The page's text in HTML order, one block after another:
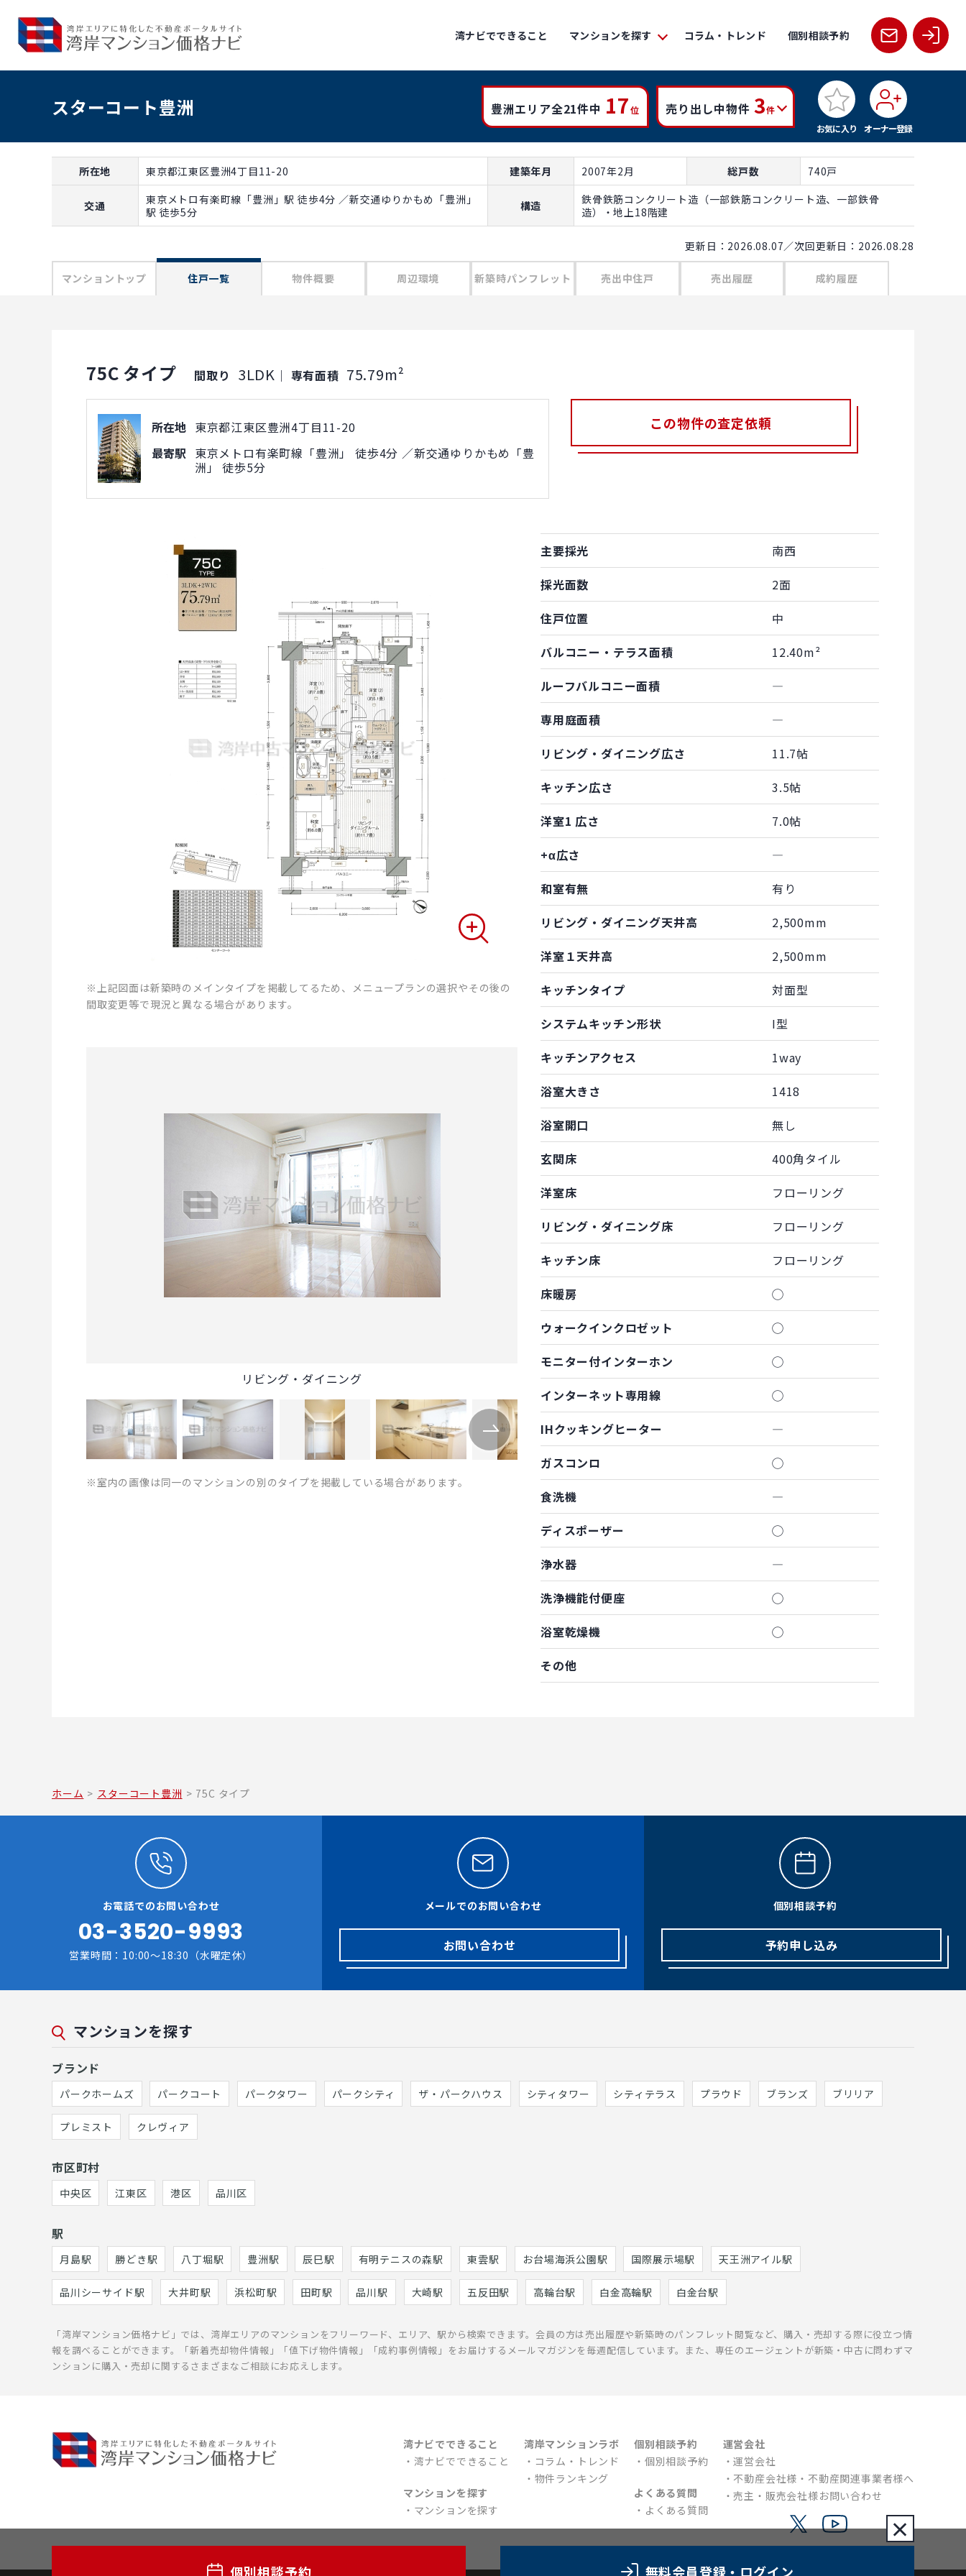
湾ナビでできること マンションを探す コラム・トレンド 個別相談予約
スターコート豊洲 豊洲エリア全21件中 17位 売り出し中物件 3件
お気に入り
オーナー登録
所在地 東京都江東区豊洲4丁目11-20 建築年月 2007年2月 総戸数 740戸
交通
東京メトロ有楽町線「豊洲」駅 徒歩4分 ／新交通ゆりかもめ「豊洲」
駅 徒歩5分
構造
鉄骨鉄筋コンクリート造（一部鉄筋コンクリート造、一部鉄骨
造）・地上18階建
更新日：2026.08.07／次回更新日：2026.08.28
マンショントップ 住戸一覧 物件概要 周辺環境 新築時パンフレット 売出中住戸 売出履歴 成約履歴
個別相談予約 無料会員登録 ・ログイン
×
75C タイプ 間取り 3LDK ｜ 専有面積 75.79m²
所在地 東京都江東区豊洲4丁目11-20
最寄駅 東京メトロ有楽町線「豊洲」 徒歩4分 ／新交通ゆりかもめ「豊
洲」 徒歩5分
この物件の査定依頼
※上記図面は新築時のメインタイプを掲載してるため、メニュープランの選択やその後の
間取変更等で現況と異なる場合があります。
リビング・ダイニング
※室内の画像は同一のマンションの別のタイプを掲載している場合があります。
主要採光
南西
採光面数
2面
住戸位置
中
バルコニー・テラス面積
12.40m²
ルーフバルコニー面積
―
専用庭面積
―
リビング・ダイニング広さ
11.7帖
キッチン広さ
3.5帖
洋室1 広さ
7.0帖
+α広さ
―
和室有無
有り
リビング・ダイニング天井高
2,500mm
洋室１天井高
2,500mm
キッチンタイプ
対面型
システムキッチン形状
I型
キッチンアクセス
1way
浴室大きさ
1418
浴室開口
無し
玄関床
400角タイル
洋室床
フローリング
リビング・ダイニング床
フローリング
キッチン床
フローリング
床暖房
◯
ウォークインクロゼット
◯
モニター付インターホン
◯
インターネット専用線
◯
IHクッキングヒーター
―
ガスコンロ
◯
食洗機
―
ディスポーザー
◯
浄水器
―
洗浄機能付便座
◯
浴室乾燥機
◯
その他
ホーム > スターコート豊洲 > 75C タイプ
お電話でのお問い合わせ
03-3520-9993
営業時間：10:00～18:30（水曜定休）
メールでのお問い合わせ
お問い合わせ
個別相談予約
予約申し込み
マンションを探す
ブランド
パークホームズ パークコート パークタワー パークシティ ザ・パークハウス シティタワー シティテラス プラウド ブランズ ブリリア
プレミスト クレヴィア
市区町村
中央区 江東区 港区 品川区
駅
月島駅 勝どき駅 八丁堀駅 豊洲駅 辰巳駅 有明テニスの森駅 東雲駅 お台場海浜公園駅 国際展示場駅 天王洲アイル駅
品川シーサイド駅 大井町駅 浜松町駅 田町駅 品川駅 大崎駅 五反田駅 高輪台駅 白金高輪駅 白金台駅
「湾岸マンション価格ナビ」では、湾岸エリアのマンションをフリーワード、エリア、駅から検索できます。会員の方は売出履歴や新築時のパンフレット閲覧など、購入・売却する際に役立つ情
報を調べることができます。「新着売却物件情報」「値下げ物件情報」「成約事例情報」をお届けするメールマガジンを毎週配信しています。また、専任のエージェントが新築・中古に問わずマ
ンションに購入・売却に関するさまざまなご相談にお応えします。
湾ナビでできること
湾ナビでできること
マンションを探す
マンションを探す
湾岸マンションラボ
コラム・トレンド
物件ランキング
個別相談予約
個別相談予約
よくある質問
よくある質問
運営会社
運営会社
不動産会社様・不動産関連事業者様へ
売主・販売会社様お問い合わせ